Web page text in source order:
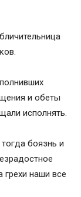
и обеты
исполнять.
боязнь и
грехи наши все